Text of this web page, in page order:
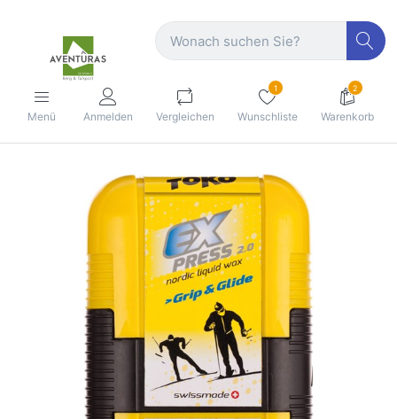
Menü Anmelden Vergleichen
1
Wunschliste
2
Warenkorb